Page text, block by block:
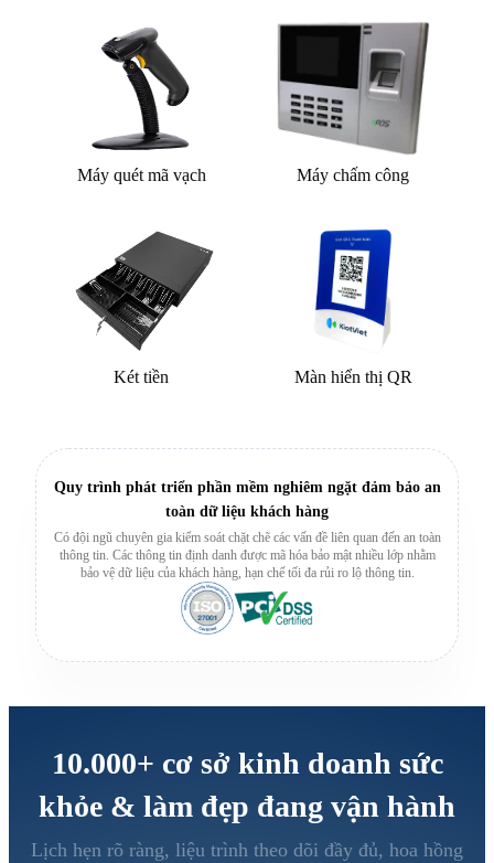
Máy quét mã vạch Máy chấm công
Két tiền Màn hiển thị QR
Quy trình phát triển phần mềm nghiêm ngặt đảm bảo an
toàn dữ liệu khách hàng
Có đội ngũ chuyên gia kiểm soát chặt chẽ các vấn đề liên quan đến an toàn
thông tin. Các thông tin định danh được mã hóa bảo mật nhiều lớp nhằm
bảo vệ dữ liệu của khách hàng, hạn chế tối đa rủi ro lộ thông tin.
10.000+ cơ sở kinh doanh sức
khỏe & làm đẹp đang vận hành
Lịch hẹn rõ ràng, liệu trình theo dõi đầy đủ, hoa hồng